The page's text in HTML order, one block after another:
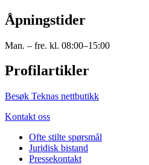
Åpningstider
Man. – fre. kl. 08:00–15:00
Profilartikler
Besøk Teknas nettbutikk
Kontakt oss
Ofte stilte spørsmål
Juridisk bistand
Pressekontakt